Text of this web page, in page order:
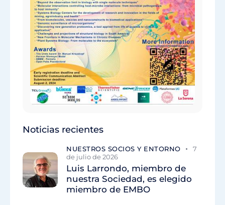
Noticias recientes
NUESTROS SOCIOS Y ENTORNO
7
de julio de 2026
Luis Larrondo, miembro de
nuestra Sociedad, es elegido
miembro de EMBO